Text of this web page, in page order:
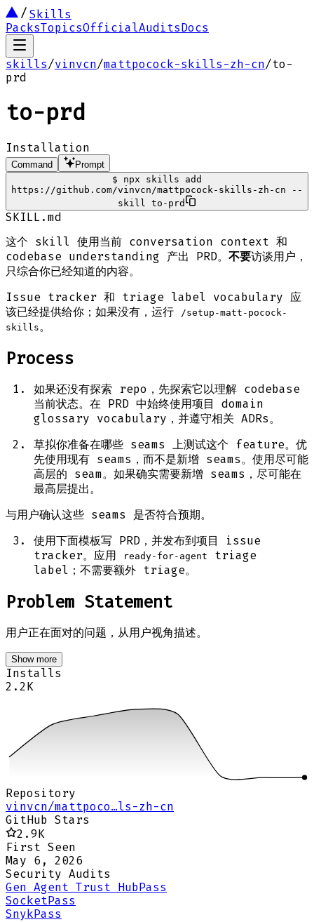
Skills
PacksTopicsOfficialAuditsDocs
skills/vinvcn/mattpocock-skills-zh-cn/to-
prd
to-prd
Installation
Command
Prompt
$
npx skills add
https://github.com/vinvcn/mattpocock-skills-zh-cn --
skill to-prd
SKILL.md
这个 skill 使用当前 conversation context 和
codebase understanding 产出 PRD。 不要访谈用户，
只综合你已经知道的内容。
Issue tracker 和 triage label vocabulary 应
该已经提供给你；如果没有，运行
/setup-matt-pocock-
skills。
Process
如果还没有探索 repo，先探索它以理解 codebase
当前状态。在 PRD 中始终使用项目 domain
glossary vocabulary，并遵守相关 ADRs。
草拟你准备在哪些 seams 上测试这个 feature。优
先使用现有 seams，而不是新增 seams。使用尽可能
高层的 seam。如果确实需要新增 seams，尽可能在
最高层提出。
与用户确认这些 seams 是否符合预期。
使用下面模板写 PRD，并发布到项目 issue
tracker。应用
ready-for-agent
triage
label；不需要额外 triage。
Problem Statement
用户正在面对的问题，从用户视角描述。
Show more
Installs
2.2K
Repository
vinvcn/mattpoco…ls-zh-cn
GitHub Stars
2.9K
First Seen
May 6, 2026
Security Audits
Gen Agent Trust HubPass
SocketPass
SnykPass